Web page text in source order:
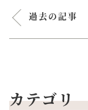
過去の記事
カテゴリ